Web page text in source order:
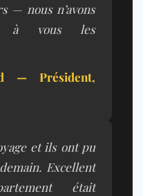
— nous n’avons
à vous les
— Président,
et ils ont pu
Excellent
était